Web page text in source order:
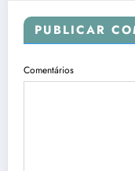
PUBLICAR
Comentários